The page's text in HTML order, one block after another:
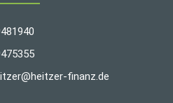
finanz.de